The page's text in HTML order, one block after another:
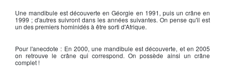
Une mandibule est découverte en Géorgie en 1991, puis un crâne en
1999 ; d'autres suivront dans les années suivantes. On pense qu'il est
un des premiers hominidés à être sorti d'Afrique.
Pour l'anecdote : En 2000, une mandibule est découverte, et en 2005
on retrouve le crâne qui correspond. On possède ainsi un crâne
complet !